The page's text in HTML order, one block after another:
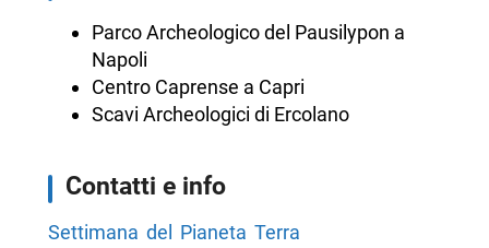
Parco Archeologico del Pausilypon a
Napoli
Centro Caprense a Capri
Scavi Archeologici di Ercolano
Contatti e info
Settimana del Pianeta Terra